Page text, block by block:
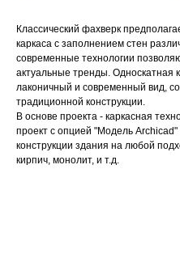
Классический фахверк
каркаса с заполнением стен
современные технологии
актуальные тренды. Односкатная
лаконичный и современный вид,
традиционной конструкции.
В основе проекта - каркасная
проект с опцией "Модель Archicad"
конструкции здания на любой
кирпич, монолит, и т.д.